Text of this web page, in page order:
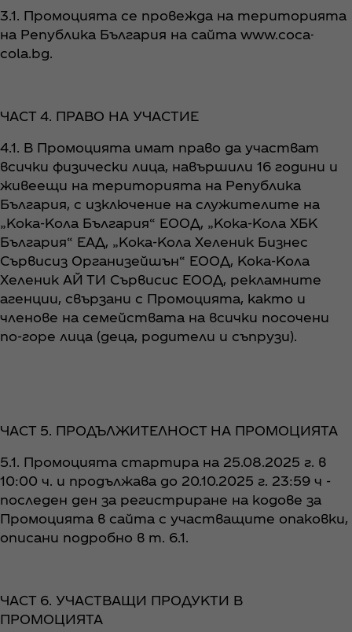
3.1. Промоцията се провежда на територията
на Република България на сайта www.coca-
cola.bg.
ЧАСТ 4. ПРАВО НА УЧАСТИЕ
4.1. В Промоцията имат право да участват
всички физически лица, навършили 16 години и
живеещи на територията на Република
България, с изключение на служителите на
„Кока-Кола България“ ЕООД, „Кока-Кола ХБК
България“ ЕАД, „Кока-Кола Хеленик Бизнес
Сървисиз Организейшън“ ЕООД, Кока-Кола
Хеленик АЙ ТИ Сървисис ЕООД, рекламните
агенции, свързани с Промоцията, както и
членове на семействата на всички посочени
по-горе лица (деца, родители и съпрузи).
ЧАСТ 5. ПРОДЪЛЖИТЕЛНОСТ НА ПРОМОЦИЯТА
5.1. Промоцията стартира на 25.08.2025 г. в
10:00 ч. и продължава до 20.10.2025 г. 23:59 ч -
последен ден за регистриране на кодове за
Промоцията в сайта с участващите опаковки,
описани подробно в т. 6.1.
ЧАСТ 6. УЧАСТВАЩИ ПРОДУКТИ В
ПРОМОЦИЯТА